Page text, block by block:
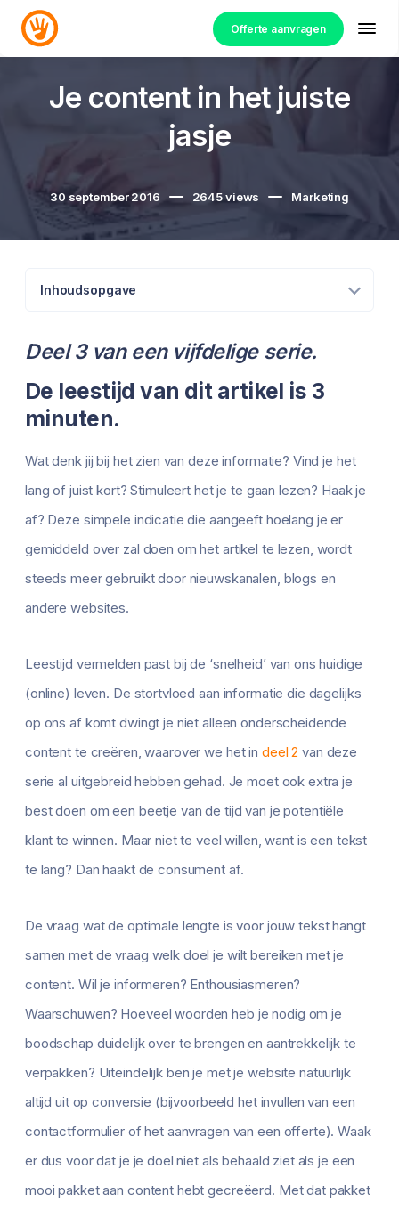
Offerte aanvragen
Je content in het juiste
jasje
30 september 2016 2645views Marketing
Inhoudsopgave
Deel 3 van een vijfdelige serie.
De leestijd van dit artikel is 3
minuten.
Wat denk jij bij het zien van deze informatie? Vind je het
lang of juist kort? Stimuleert het je te gaan lezen? Haak je
af? Deze simpele indicatie die aangeeft hoelang je er
gemiddeld over zal doen om het artikel te lezen, wordt
steeds meer gebruikt door nieuwskanalen, blogs en
andere websites.
Leestijd vermelden past bij de ‘snelheid’ van ons huidige
(online) leven. De stortvloed aan informatie die dagelijks
op ons af komt dwingt je niet alleen onderscheidende
content te creëren, waarover we het in deel 2 van deze
serie al uitgebreid hebben gehad. Je moet ook extra je
best doen om een beetje van de tijd van je potentiële
klant te winnen. Maar niet te veel willen, want is een tekst
te lang? Dan haakt de consument af.
De vraag wat de optimale lengte is voor jouw tekst hangt
samen met de vraag welk doel je wilt bereiken met je
content. Wil je informeren? Enthousiasmeren?
Waarschuwen? Hoeveel woorden heb je nodig om je
boodschap duidelijk over te brengen en aantrekkelijk te
verpakken? Uiteindelijk ben je met je website natuurlijk
altijd uit op conversie (bijvoorbeeld het invullen van een
contactformulier of het aanvragen van een offerte). Waak
er dus voor dat je je doel niet als behaald ziet als je een
mooi pakket aan content hebt gecreëerd. Met dat pakket